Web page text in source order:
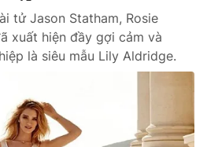
tử Jason Statham, Rosie
xuất hiện đầy gợi cảm và
là siêu mẫu Lily Aldridge.